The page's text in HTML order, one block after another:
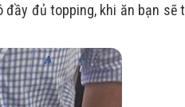
đủ topping, khi ăn bạn sẽ